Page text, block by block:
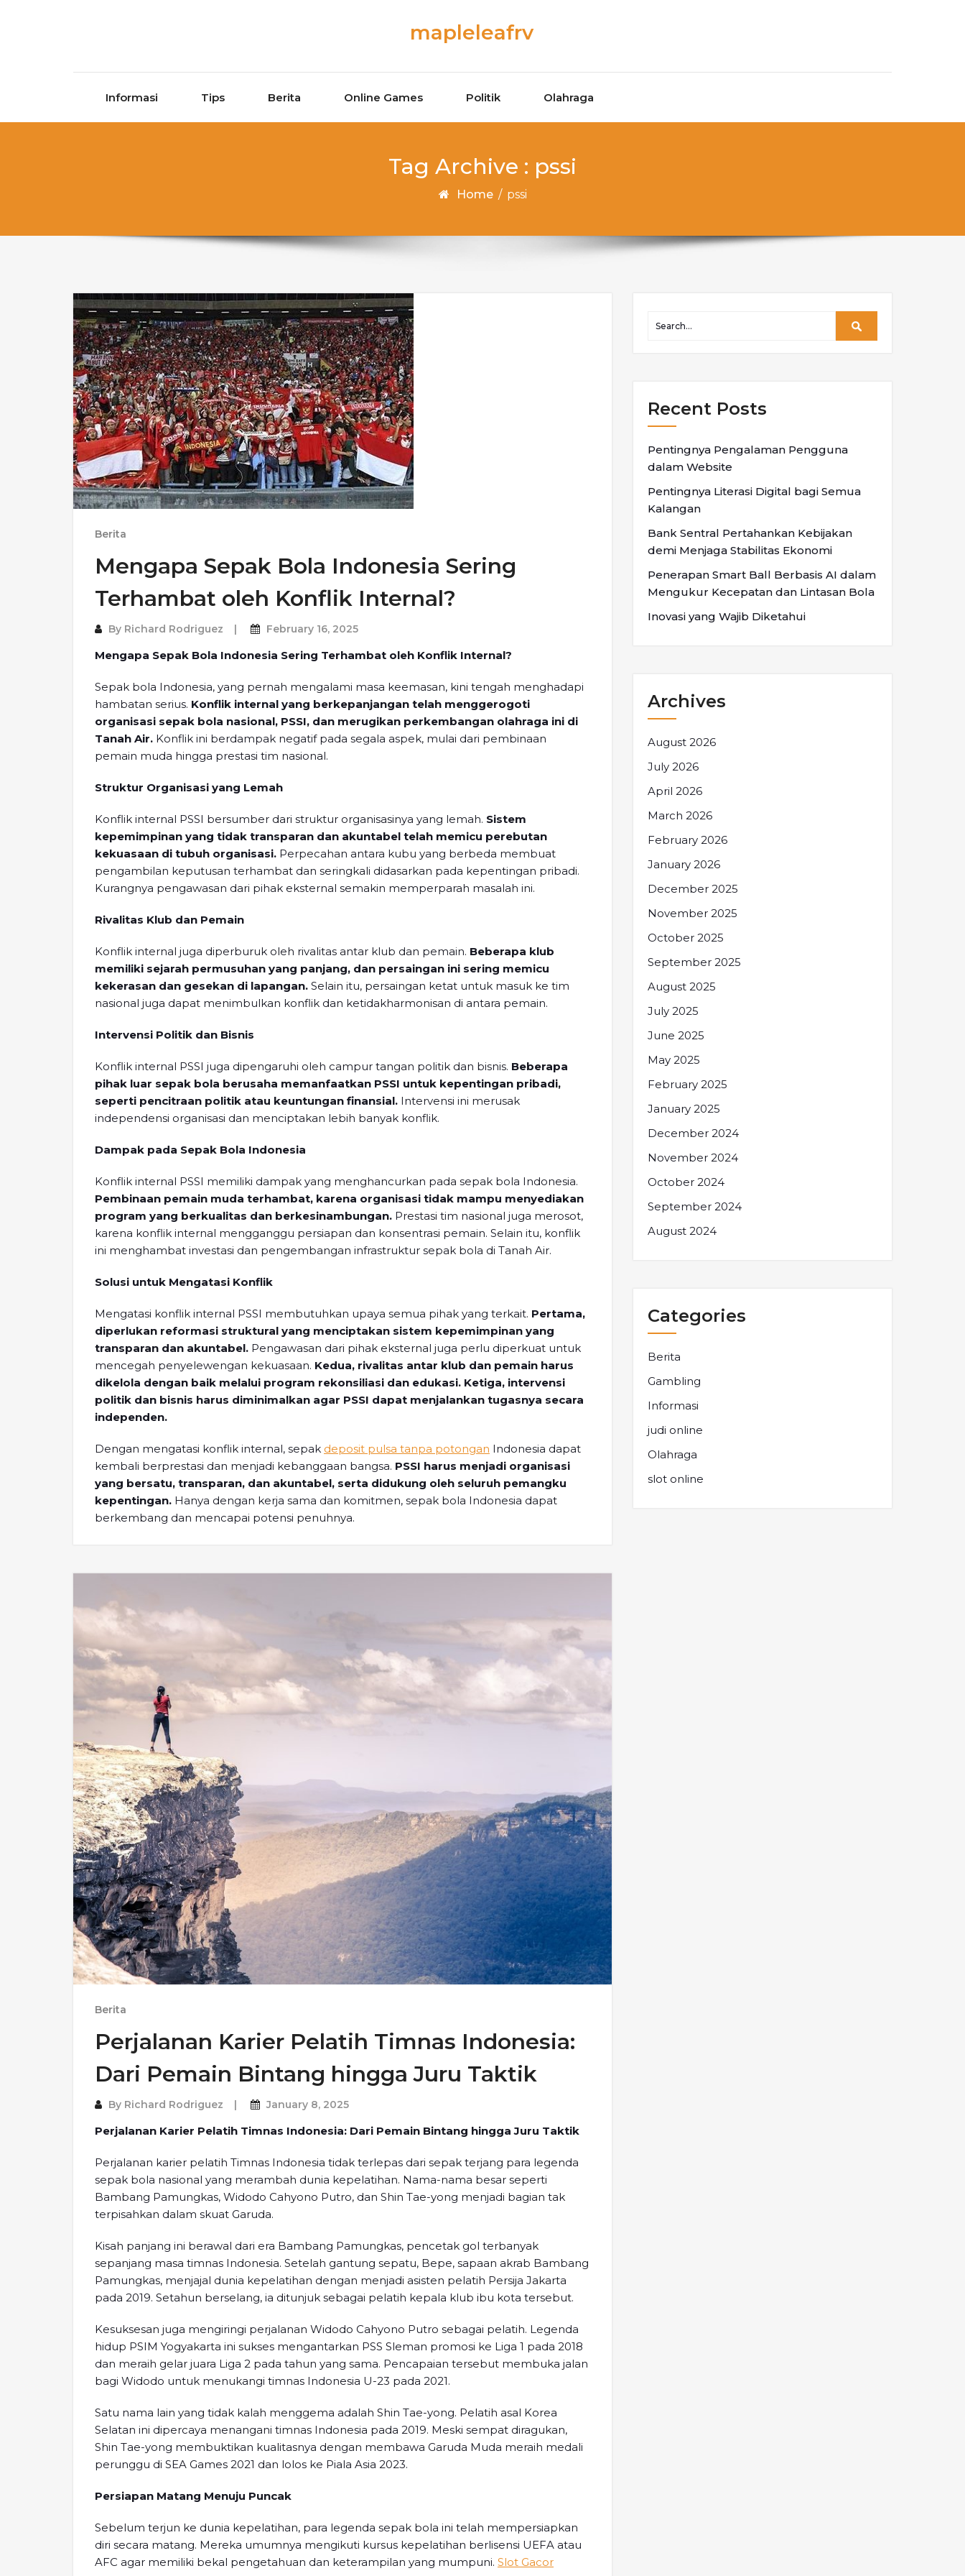
mapleleafrv
Informasi Tips Berita Online Games Politik Olahraga
Tag Archive : pssi
Home / pssi
Berita
Mengapa Sepak Bola Indonesia Sering
Terhambat oleh Konflik Internal?
By Richard Rodriguez February 16, 2025
Mengapa Sepak Bola Indonesia Sering Terhambat oleh Konflik Internal?
Sepak bola Indonesia, yang pernah mengalami masa keemasan, kini tengah menghadapi
hambatan serius. Konflik internal yang berkepanjangan telah menggerogoti
organisasi sepak bola nasional, PSSI, dan merugikan perkembangan olahraga ini di
Tanah Air. Konflik ini berdampak negatif pada segala aspek, mulai dari pembinaan
pemain muda hingga prestasi tim nasional.
Struktur Organisasi yang Lemah
Konflik internal PSSI bersumber dari struktur organisasinya yang lemah. Sistem
kepemimpinan yang tidak transparan dan akuntabel telah memicu perebutan
kekuasaan di tubuh organisasi. Perpecahan antara kubu yang berbeda membuat
pengambilan keputusan terhambat dan seringkali didasarkan pada kepentingan pribadi.
Kurangnya pengawasan dari pihak eksternal semakin memperparah masalah ini.
Rivalitas Klub dan Pemain
Konflik internal juga diperburuk oleh rivalitas antar klub dan pemain. Beberapa klub
memiliki sejarah permusuhan yang panjang, dan persaingan ini sering memicu
kekerasan dan gesekan di lapangan. Selain itu, persaingan ketat untuk masuk ke tim
nasional juga dapat menimbulkan konflik dan ketidakharmonisan di antara pemain.
Intervensi Politik dan Bisnis
Konflik internal PSSI juga dipengaruhi oleh campur tangan politik dan bisnis. Beberapa
pihak luar sepak bola berusaha memanfaatkan PSSI untuk kepentingan pribadi,
seperti pencitraan politik atau keuntungan finansial. Intervensi ini merusak
independensi organisasi dan menciptakan lebih banyak konflik.
Dampak pada Sepak Bola Indonesia
Konflik internal PSSI memiliki dampak yang menghancurkan pada sepak bola Indonesia.
Pembinaan pemain muda terhambat, karena organisasi tidak mampu menyediakan
program yang berkualitas dan berkesinambungan. Prestasi tim nasional juga merosot,
karena konflik internal mengganggu persiapan dan konsentrasi pemain. Selain itu, konflik
ini menghambat investasi dan pengembangan infrastruktur sepak bola di Tanah Air.
Solusi untuk Mengatasi Konflik
Mengatasi konflik internal PSSI membutuhkan upaya semua pihak yang terkait. Pertama,
diperlukan reformasi struktural yang menciptakan sistem kepemimpinan yang
transparan dan akuntabel. Pengawasan dari pihak eksternal juga perlu diperkuat untuk
mencegah penyelewengan kekuasaan. Kedua, rivalitas antar klub dan pemain harus
dikelola dengan baik melalui program rekonsiliasi dan edukasi. Ketiga, intervensi
politik dan bisnis harus diminimalkan agar PSSI dapat menjalankan tugasnya secara
independen.
Dengan mengatasi konflik internal, sepak deposit pulsa tanpa potongan Indonesia dapat
kembali berprestasi dan menjadi kebanggaan bangsa. PSSI harus menjadi organisasi
yang bersatu, transparan, dan akuntabel, serta didukung oleh seluruh pemangku
kepentingan. Hanya dengan kerja sama dan komitmen, sepak bola Indonesia dapat
berkembang dan mencapai potensi penuhnya.
Berita
Perjalanan Karier Pelatih Timnas Indonesia:
Dari Pemain Bintang hingga Juru Taktik
By Richard Rodriguez January 8, 2025
Perjalanan Karier Pelatih Timnas Indonesia: Dari Pemain Bintang hingga Juru Taktik
Perjalanan karier pelatih Timnas Indonesia tidak terlepas dari sepak terjang para legenda
sepak bola nasional yang merambah dunia kepelatihan. Nama-nama besar seperti
Bambang Pamungkas, Widodo Cahyono Putro, dan Shin Tae-yong menjadi bagian tak
terpisahkan dalam skuat Garuda.
Kisah panjang ini berawal dari era Bambang Pamungkas, pencetak gol terbanyak
sepanjang masa timnas Indonesia. Setelah gantung sepatu, Bepe, sapaan akrab Bambang
Pamungkas, menjajal dunia kepelatihan dengan menjadi asisten pelatih Persija Jakarta
pada 2019. Setahun berselang, ia ditunjuk sebagai pelatih kepala klub ibu kota tersebut.
Kesuksesan juga mengiringi perjalanan Widodo Cahyono Putro sebagai pelatih. Legenda
hidup PSIM Yogyakarta ini sukses mengantarkan PSS Sleman promosi ke Liga 1 pada 2018
dan meraih gelar juara Liga 2 pada tahun yang sama. Pencapaian tersebut membuka jalan
bagi Widodo untuk menukangi timnas Indonesia U-23 pada 2021.
Satu nama lain yang tidak kalah menggema adalah Shin Tae-yong. Pelatih asal Korea
Selatan ini dipercaya menangani timnas Indonesia pada 2019. Meski sempat diragukan,
Shin Tae-yong membuktikan kualitasnya dengan membawa Garuda Muda meraih medali
perunggu di SEA Games 2021 dan lolos ke Piala Asia 2023.
Persiapan Matang Menuju Puncak
Sebelum terjun ke dunia kepelatihan, para legenda sepak bola ini telah mempersiapkan
diri secara matang. Mereka umumnya mengikuti kursus kepelatihan berlisensi UEFA atau
AFC agar memiliki bekal pengetahuan dan keterampilan yang mumpuni. Slot Gacor
Recent Posts
Pentingnya Pengalaman Pengguna
dalam Website
Pentingnya Literasi Digital bagi Semua
Kalangan
Bank Sentral Pertahankan Kebijakan
demi Menjaga Stabilitas Ekonomi
Penerapan Smart Ball Berbasis AI dalam
Mengukur Kecepatan dan Lintasan Bola
Inovasi yang Wajib Diketahui
Archives
August 2026
July 2026
April 2026
March 2026
February 2026
January 2026
December 2025
November 2025
October 2025
September 2025
August 2025
July 2025
June 2025
May 2025
February 2025
January 2025
December 2024
November 2024
October 2024
September 2024
August 2024
Categories
Berita
Gambling
Informasi
judi online
Olahraga
slot online